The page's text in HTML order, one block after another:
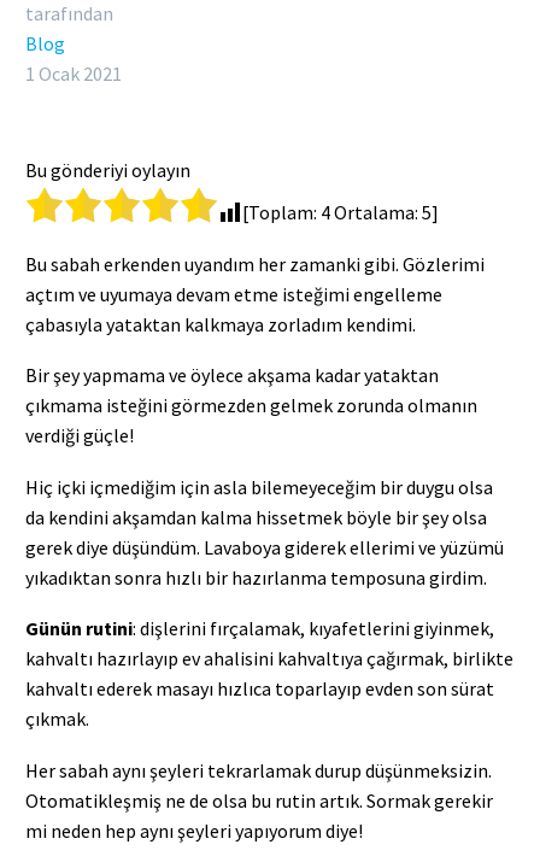
tarafından
Blog
1 Ocak 2021
Bu gönderiyi oylayın
[Toplam: 4Ortalama: 5]
Bu sabah erkenden uyandım her zamanki gibi. Gözlerimi
açtım ve uyumaya devam etme isteğimi engelleme
çabasıyla yataktan kalkmaya zorladım kendimi.
Bir şey yapmama ve öylece akşama kadar yataktan
çıkmama isteğini görmezden gelmek zorunda olmanın
verdiği güçle!
Hiç içki içmediğim için asla bilemeyeceğim bir duygu olsa
da kendini akşamdan kalma hissetmek böyle bir şey olsa
gerek diye düşündüm. Lavaboya giderek ellerimi ve yüzümü
yıkadıktan sonra hızlı bir hazırlanma temposuna girdim.
Günün rutini: dişlerini fırçalamak, kıyafetlerini giyinmek,
kahvaltı hazırlayıp ev ahalisini kahvaltıya çağırmak, birlikte
kahvaltı ederek masayı hızlıca toparlayıp evden son sürat
çıkmak.
Her sabah aynı şeyleri tekrarlamak durup düşünmeksizin.
Otomatikleşmiş ne de olsa bu rutin artık. Sormak gerekir
mi neden hep aynı şeyleri yapıyorum diye!